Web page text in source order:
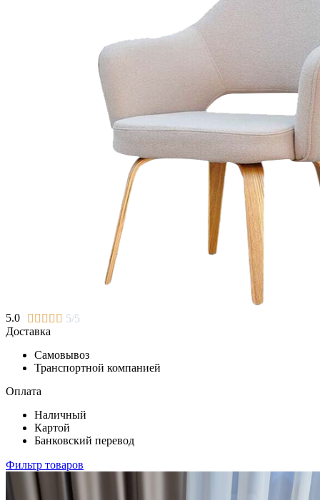
5.0      5/5
Доставка
Самовывоз
Транспортной компанией
Оплата
Наличный
Картой
Банковский перевод
Фильтр товаров